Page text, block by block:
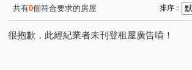
自立一街(1) 春日路 (1)
美和路(1) 青田街(1) 富國路三段(1)
楊湖路四段(1) 海方路 (1) 中正一路
共有0個符合要求的房屋 排序：
很抱歉，此經紀業者未刊登租屋廣告唷！